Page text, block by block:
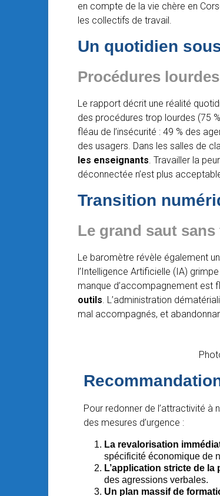
en compte de la vie chère en
les collectifs de travail.
Un quotidien
Procédures
Le rapport décrit une réalité
des procédures trop lourdes (75
fléau de l’insécurité : 49 % des
des usagers. Dans les salles de
les enseignants. Travailler la
déconnectée n’est plus
Transition
Le grand saut
Le baromètre révèle également
l’Intelligence Artificielle (IA)
manque d’accompagnement est
outils. L’administration
mal accompagnés, et
Pour redonner de l’attractivité
des mesures d’urgence :
La revalorisation
spécificité économique de
L’application stricte de
des agressions verbales.
Un plan massif de